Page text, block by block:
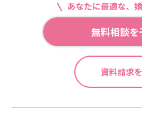
あなたに最適な、
無料相談を
資料請求